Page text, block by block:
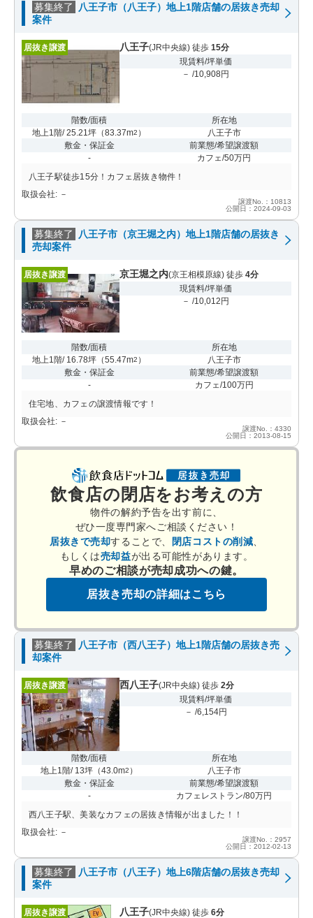
募集終了
八王子市（八王子）地上1階店舗の居抜き売却
案件
居抜き譲渡 八王子(JR中央線) 徒歩 15分
現賃料/坪単価
－ /10,908円
階数/面積
地上1階/ 25.21坪 （83.37m2 ）
所在地
八王子市
敷金・保証金
-
前業態/希望譲渡額
カフェ/50万円
八王子駅徒歩15分！カフェ居抜き物件！
取扱会社: －
譲渡No.：10813
公開日：2024-09-03
募集終了
八王子市（京王堀之内）地上1階店舗の居抜き
売却案件
居抜き譲渡 京王堀之内(京王相模原線) 徒歩 4分
現賃料/坪単価
－ /10,012円
階数/面積
地上1階/ 16.78坪 （55.47m2 ）
所在地
八王子市
敷金・保証金
-
前業態/希望譲渡額
カフェ/100万円
住宅地、カフェの譲渡情報です！
取扱会社: －
譲渡No.：4330
公開日：2013-08-15
飲食店の閉店をお考えの方
物件の解約予告を出す前に、
ぜひ一度専門家へご相談ください！
居抜きで売却することで、 閉店コストの削減
もしくは売却益が出る可能性があります。
早めのご相談が売却成功への鍵。
居抜き売却の詳細はこちら
募集終了
八王子市（西八王子）地上1階店舗の居抜き売
却案件
居抜き譲渡 西八王子(JR中央線) 徒歩 2分
現賃料/坪単価
－ /6,154円
階数/面積
地上1階/ 13坪 （43.0m2 ）
所在地
八王子市
敷金・保証金
-
前業態/希望譲渡額
カフェレストラン/80万円
西八王子駅、美装なカフェの居抜き情報が出ました！！
取扱会社: －
譲渡No.：2957
公開日：2012-02-13
募集終了
八王子市（八王子）地上6階店舗の居抜き売却
案件
居抜き譲渡 八王子(JR中央線) 徒歩 6分